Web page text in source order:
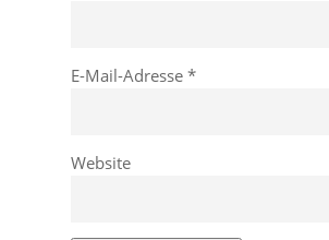
E-Mail-Adresse *
Website